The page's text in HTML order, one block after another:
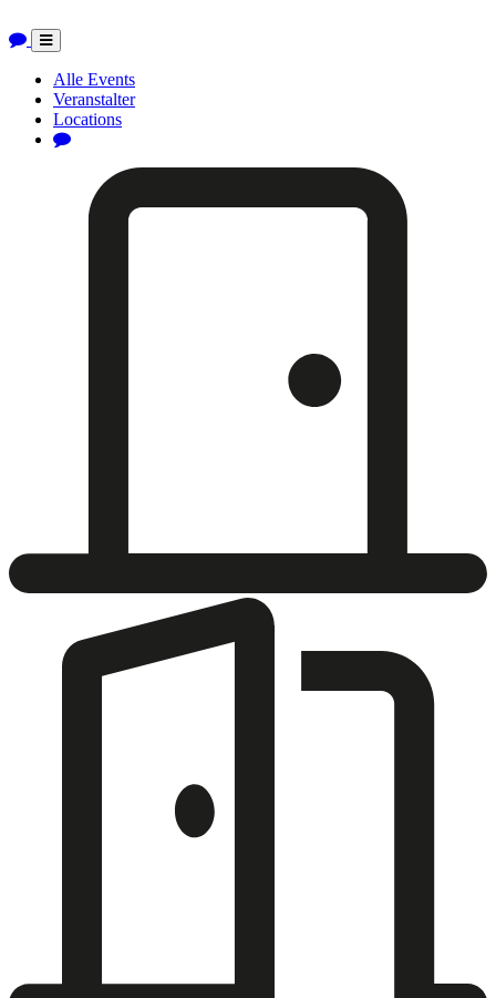
Toggle
navigation
Alle Events
Veranstalter
Locations